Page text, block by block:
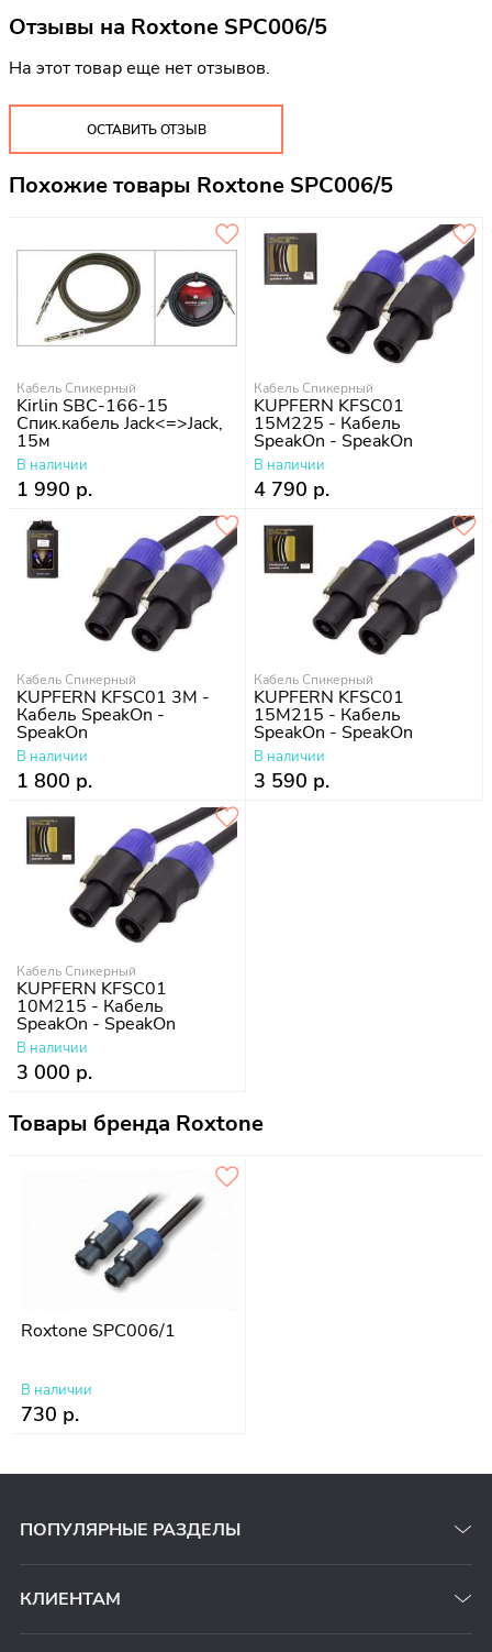
Отзывы на Roxtone SPC006/5
На этот товар еще нет отзывов.
ОСТАВИТЬ ОТЗЫВ
Похожие товары Roxtone SPC006/5
Кабель Спикерный
Kirlin SBC-166-15
Спик.кабель Jack<=>Jack,
15м
В наличии
1 990 р.
Кабель Спикерный
KUPFERN KFSC01
15M225 - Кабель
SpeakOn - SpeakOn
В наличии
4 790 р.
Кабель Спикерный
KUPFERN KFSC01 3M -
Кабель SpeakOn -
SpeakOn
В наличии
1 800 р.
Кабель Спикерный
KUPFERN KFSC01
15M215 - Кабель
SpeakOn - SpeakOn
В наличии
3 590 р.
Кабель Спикерный
KUPFERN KFSC01
10M215 - Кабель
SpeakOn - SpeakOn
В наличии
3 000 р.
Товары бренда Roxtone
Roxtone SPC006/1
В наличии
730 р.
ПОПУЛЯРНЫЕ РАЗДЕЛЫ
КЛИЕНТАМ